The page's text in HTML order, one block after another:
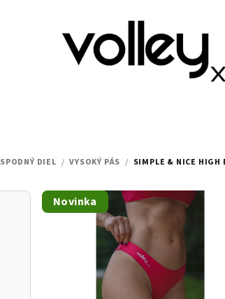
SPODNÝ DIEL / VYSOKÝ PÁS / SIMPLE & NICE
Novinka